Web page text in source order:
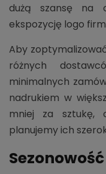
dużą szansę na
ekspozycję logo
Aby
różnych
minimalnych
nadrukiem w
mniej za sztukę,
planujemy ich